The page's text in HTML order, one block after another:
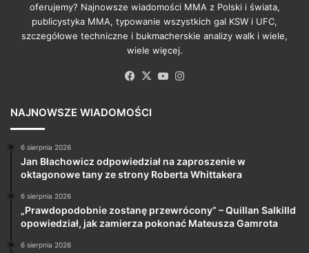
oferujemy? Najnowsze wiadomości MMA z Polski i świata,
publicystyka MMA, typowanie wszystkich gal KSW i UFC,
szczegółowe techniczne i bukmacherskie analizy walk i wiele,
wiele więcej.
Facebook
X YouTube
NAJNOWSZE WIADOMOŚCI
6 sierpnia 2026
Jan Błachowicz odpowiedział na zaproszenie w
oktagonowe tany ze strony Roberta Whittakera
6 sierpnia 2026
„Prawdopodobnie zostanę przewrócony” – Quillan Salkilld
opowiedział, jak zamierza pokonać Mateusza Gamrota
6 sierpnia 2026